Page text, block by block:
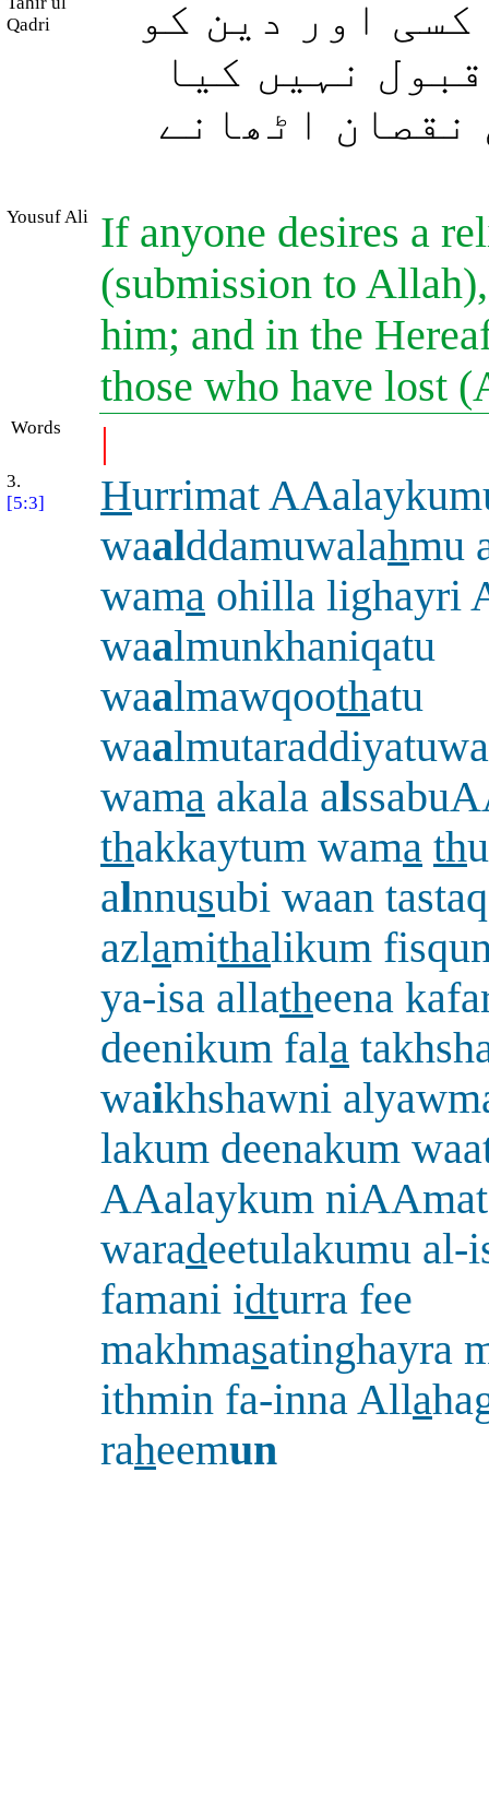
Qadri
اور دین کو
نہیں کیا
نقصان اٹھانے
Yousuf Ali
If anyone desires a
(submission to
him; and in the
those who have lost
Words |
3.
[5:3]
Hurrimat
waalddamuwalahmu
wama ohilla lighayri
waalmunkhaniqatu
waalmawqoothatu
waalmutaraddiyatuwa
wama akala al
thakkaytum wama th
alnnusubi waan
azlamithalikum
ya-isa allatheena
deenikum fala
waikhshawni
lakum deenakum
AAalaykum
waradeetulakumu al-
famani idturra fee
makhmasatinghayra
ithmin fa-inna Alla
raheemun